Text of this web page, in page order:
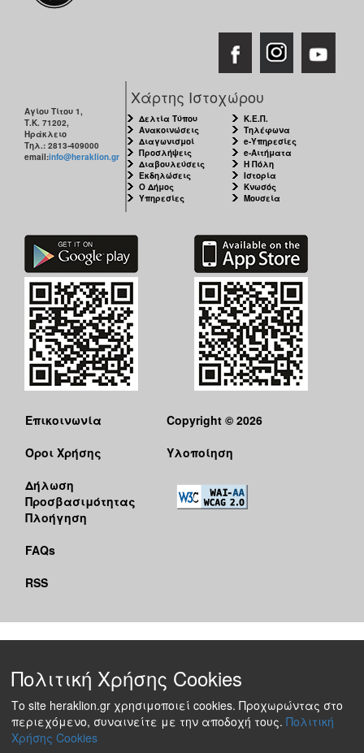
Αγίου Τίτου 1,
Τ.Κ. 71202,
Ηράκλειο
Τηλ.: 2813-409000
email:info@heraklion.gr
Χάρτης Ιστοχώρου
Δελτία Τύπου
Ανακοινώσεις
Διαγωνισμοί
Προσλήψεις
Διαβουλεύσεις
Εκδηλώσεις
Ο Δήμος
Υπηρεσίες
Κ.Ε.Π.
Τηλέφωνα
e-Υπηρεσίες
e-Αιτήματα
Η Πόλη
Ιστορία
Κνωσός
Μουσεία
Επικοινωνία
Όροι Χρήσης
Δήλωση
Προσβασιμότητας
Πλοήγηση
FAQs
RSS
Copyright © 2026
Υλοποίηση
Πολιτική Χρήσης Cookies
Το site heraklion.gr χρησιμοποιεί cookies. Προχωρώντας στο
περιεχόμενο, συναινείτε με την αποδοχή τους. Πολιτική
Χρήσης Cookies